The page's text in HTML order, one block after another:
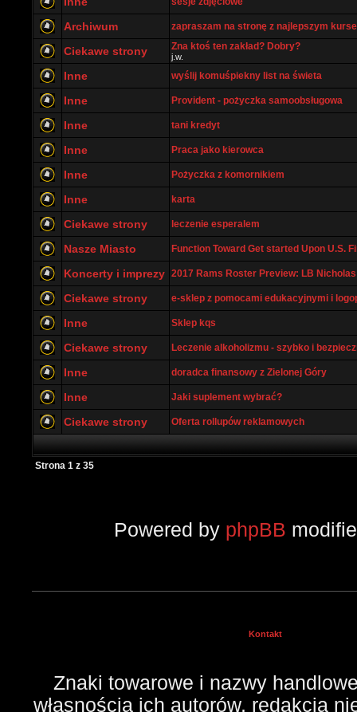
Archiwum zapraszam na stronę z najlepszym
Ciekawe strony Zna ktoś ten zakład? Dobry?
j.w.
Inne wyślij komuśpiekny list na świeta
Inne Provident - pożyczka samoobsługowa
Inne tani kredyt
Inne Praca jako kierowca
Inne Pożyczka z komornikiem
Inne karta
Ciekawe strony leczenie esperalem
Nasze Miasto Function Toward Get started Upon U.S.
Koncerty i imprezy 2017 Rams Roster Preview: LB
Ciekawe strony e-sklep z pomocami edukacyjnymi i
Inne Sklep kqs
Ciekawe strony Leczenie alkoholizmu - szybko i
Inne doradca finansowy z Zielonej Góry
Inne Jaki suplement wybrać?
Ciekawe strony Oferta rollupów reklamowych
Strona 1 z 35
Powered by phpBB
Kontakt
Znaki towarowe i nazwy
własnością ich autorów, redakcja